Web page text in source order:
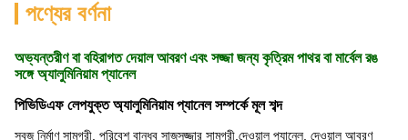
পণ্যের বর্ণনা
অভ্যন্তরীণ বা বহিরাগত দেয়াল আবরণ এবং সজ্জা জন্য কৃত্রিম পাথর বা মার্বেল রঙ
সঙ্গে অ্যালুমিনিয়াম প্যানেল
পিভিডিএফ লেপযুক্ত অ্যালুমিনিয়াম প্যানেল সম্পর্কে মূল শব্দ
সবুজ নির্মাণ সামগ্রী, পরিবেশ বান্ধব সাজসজ্জার সামগ্রী, দেওয়াল প্যানেল, দেওয়াল আবরণ